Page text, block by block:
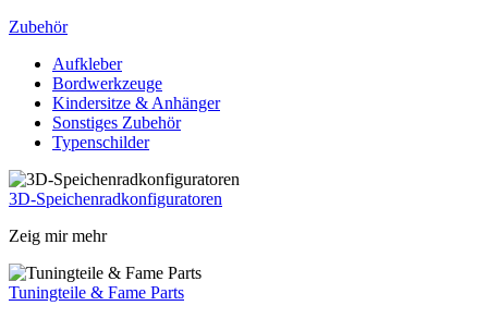
Zubehör
Aufkleber
Bordwerkzeuge
Kindersitze & Anhänger
Sonstiges Zubehör
Typenschilder
3D-Speichenradkonfiguratoren
Zeig mir mehr
Tuningteile & Fame Parts